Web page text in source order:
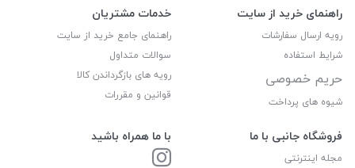
راهنمای خرید از سایت
رویه ارسال سفارشات
شرایط استفاده
حریم خصوصی
شیوه های پرداخت
خدمات مشتریان
راهنمای جامع خرید از سایت
سوالات متداول
رویه های بازگرداندن کالا
قوانین و مقررات
فروشگاه جانبی با ما
مجله اینترنتی
با ما همراه باشید